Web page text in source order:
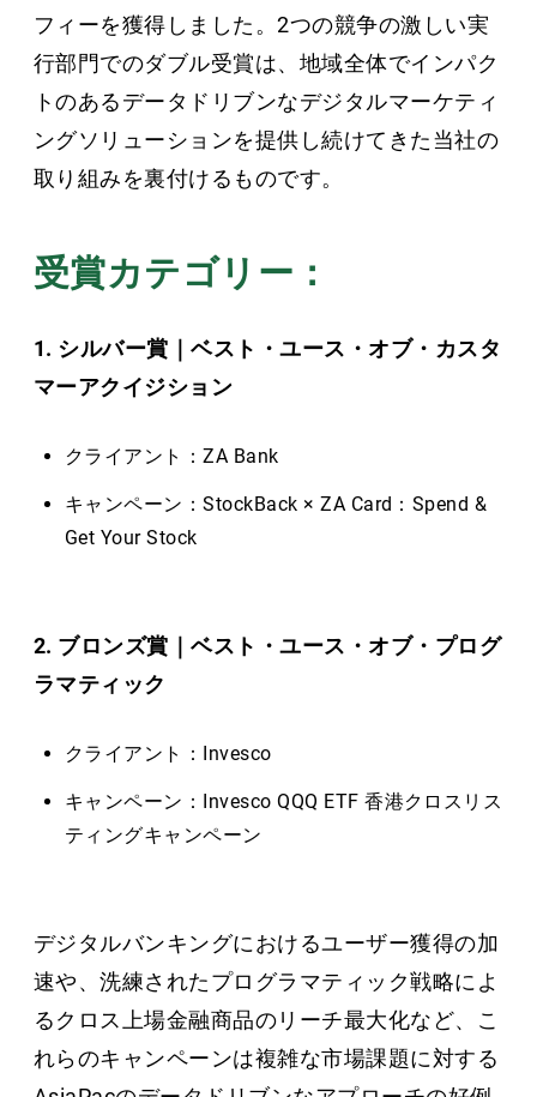
フィーを獲得しました。2つの競争の激しい実
行部門でのダブル受賞は、地域全体でインパク
トのあるデータドリブンなデジタルマーケティ
ングソリューションを提供し続けてきた当社の
取り組みを裏付けるものです。
受賞カテゴリー：
1. シルバー賞｜ベスト・ユース・オブ・カスタ
マーアクイジション
クライアント：ZA Bank
キャンペーン：StockBack × ZA Card：Spend &
Get Your Stock
2. ブロンズ賞｜ベスト・ユース・オブ・プログ
ラマティック
クライアント：Invesco
キャンペーン：Invesco QQQ ETF 香港クロスリス
ティングキャンペーン
デジタルバンキングにおけるユーザー獲得の加
速や、洗練されたプログラマティック戦略によ
るクロス上場金融商品のリーチ最大化など、こ
れらのキャンペーンは複雑な市場課題に対する